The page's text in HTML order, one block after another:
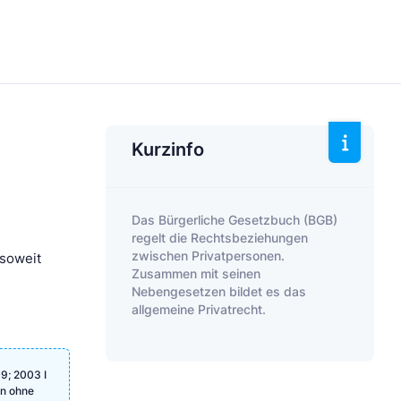
2003 I
ohne
Kurzinfo
Das Bürgerliche Gesetzbuch (BGB)
regelt die Rechtsbeziehungen
zwischen Privatpersonen.
Zusammen mit seinen
Nebengesetzen bildet es das
allgemeine Privatrecht.